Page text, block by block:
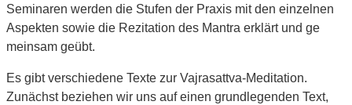
Seminaren werden die Stufen der Praxis mit den einzelnen
Aspekten sowie die Rezitation des Mantra erklärt und ge
meinsam geübt.
Es gibt verschiedene Texte zur Vajrasattva-Meditation.
Zunächst beziehen wir uns auf einen grundlegenden Text,